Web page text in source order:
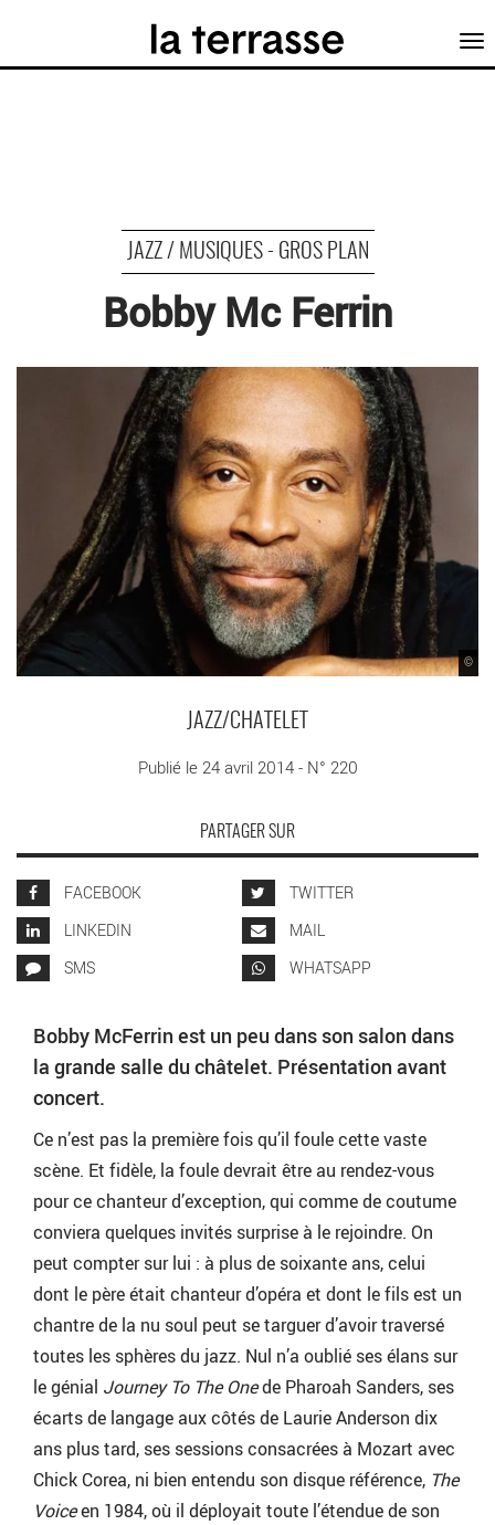
JAZZ / MUSIQUES - GROS PLAN
Bobby Mc Ferrin
©
JAZZ/CHATELET
Publié le 24 avril 2014 - N° 220
PARTAGER SUR
FACEBOOK
TWITTER
LINKEDIN
MAIL
SMS
WHATSAPP
Bobby McFerrin est un peu dans son salon dans
la grande salle du châtelet. Présentation avant
concert.
Ce n’est pas la première fois qu’il foule cette vaste
scène. Et fidèle, la foule devrait être au rendez-vous
pour ce chanteur d’exception, qui comme de coutume
conviera quelques invités surprise à le rejoindre. On
peut compter sur lui : à plus de soixante ans, celui
dont le père était chanteur d’opéra et dont le fils est un
chantre de la nu soul peut se targuer d’avoir traversé
toutes les sphères du jazz. Nul n’a oublié ses élans sur
le génial Journey To The Onede Pharoah Sanders, ses
écarts de langage aux côtés de Laurie Anderson dix
ans plus tard, ses sessions consacrées à Mozart avec
Chick Corea, ni bien entendu son disque référence, The
Voiceen 1984, où il déployait toute l’étendue de son